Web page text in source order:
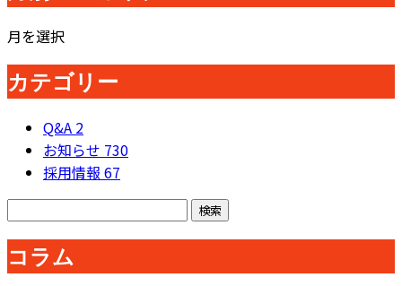
月を選択
カテゴリー
Q&A 2
お知らせ 730
採用情報 67
コラム